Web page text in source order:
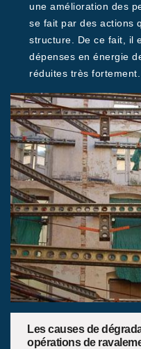
une amélioration des
se fait par des actions
structure. De ce fait, il
dépenses en énergie
réduites très fortement.
Les causes de
opérations de